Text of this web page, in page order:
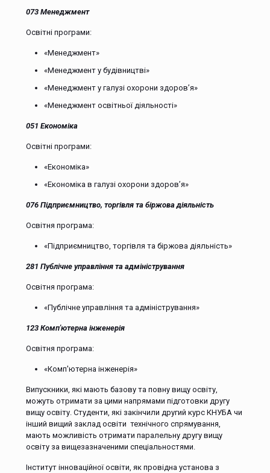
073 Менеджмент
Освітні програми:
«Менеджмент»
«Менеджмент у будівництві»
«Менеджмент у галузі охорони здоров’я»
«Менеджмент освітньої діяльності»
051 Економіка
Освітні програми:
«Економіка»
«Економіка в галузі охорони здоров’я»
076 Підприємництво, торгівля та біржова діяльність
Освітня програма:
«Підприємництво, торгівля та біржова діяльність»
281 Публічне управління та адміністрування
Освітня програма:
«Публічне управління та адміністрування»
123 Комп'ютерна інженерія
Освітня програма:
«Комп'ютерна інженерія»
Випускники, які мають базову та повну вищу освіту,
можуть отримати за цими напрямами підготовки другу
вищу освіту. Студенти, які закінчили другий курс КНУБА чи
інший вищий заклад освіти технічного спрямування,
мають можливість отримати паралельну другу вищу
освіту за вищезазначеними спеціальностями.
Інститут інноваційної освіти, як провідна установа з